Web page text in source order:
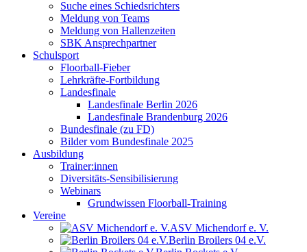
Suche eines Schiedsrichters
Meldung von Teams
Meldung von Hallenzeiten
SBK Ansprechpartner
Schulsport
Floorball-Fieber
Lehrkräfte-Fortbildung
Landesfinale
Landesfinale Berlin 2026
Landesfinale Brandenburg 2026
Bundesfinale (zu FD)
Bilder vom Bundesfinale 2025
Ausbildung
Trainer:innen
Diversitäts-Sensibilisierung
Webinars
Grundwissen Floorball-Training
Vereine
ASV Michendorf e. V.
Berlin Broilers 04 e.V.